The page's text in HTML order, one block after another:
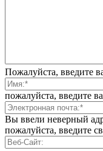
Пожалуйста, введите
пожалуйста, введите
Вы ввели неверный
пожалуйста, введите